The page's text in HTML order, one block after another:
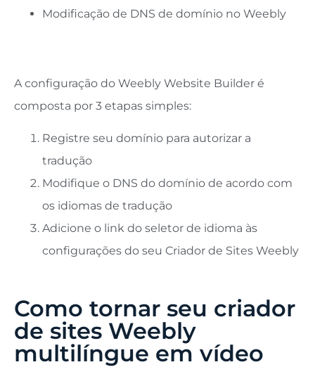
Modificação de DNS de domínio no Weebly
A configuração do Weebly Website Builder é
composta por 3 etapas simples:
Registre seu domínio para autorizar a
tradução
Modifique o DNS do domínio de acordo com
os idiomas de tradução
Adicione o link do seletor de idioma às
configurações do seu Criador de Sites Weebly
Como tornar seu criador
de sites Weebly
multilíngue em vídeo